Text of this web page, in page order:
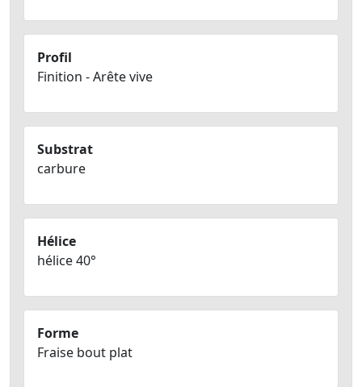
Profil
Finition - Arête vive
Substrat
carbure
Hélice
hélice 40°
Forme
Fraise bout plat